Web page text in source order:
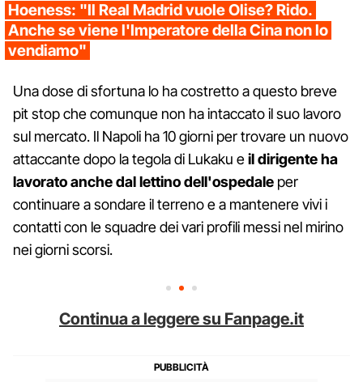
Hoeness: "Il Real Madrid vuole Olise? Rido.
Anche se viene l'Imperatore della Cina non lo
vendiamo"
Una dose di sfortuna lo ha costretto a questo breve
pit stop che comunque non ha intaccato il suo lavoro
sul mercato. Il Napoli ha 10 giorni per trovare un nuovo
attaccante dopo la tegola di Lukaku eil dirigente ha
lavorato anche dal lettino dell'ospedale per
continuare a sondare il terreno e a mantenere vivi i
contatti con le squadre dei vari profili messi nel mirino
nei giorni scorsi.
Continua a leggere su Fanpage.it